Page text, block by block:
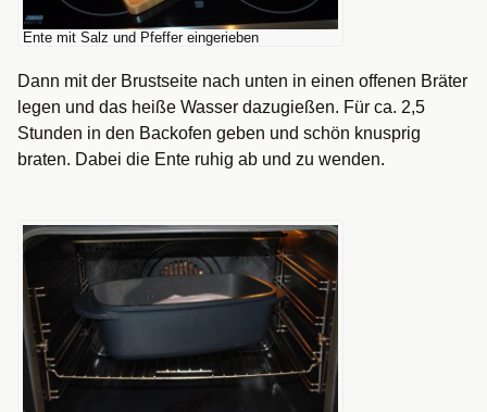
Ente mit Salz und Pfeffer eingerieben
Dann mit der Brustseite nach unten in einen offenen Bräter
legen und das heiße Wasser dazugießen. Für ca. 2,5
Stunden in den Backofen geben und schön knusprig
braten. Dabei die Ente ruhig ab und zu wenden.